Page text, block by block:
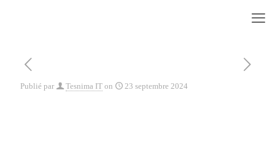
Publié par Tesnima IT on 23 septembre 2024